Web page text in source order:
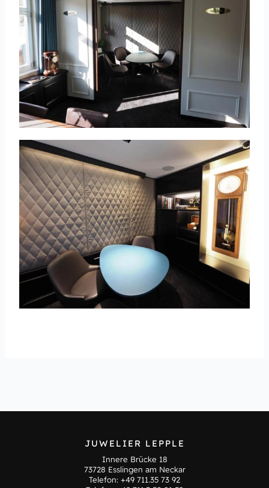
JUWELIER LEPPLE
Innere Brücke 18
73728 Esslingen am Neckar
Telefon: +49 711.35 73 92